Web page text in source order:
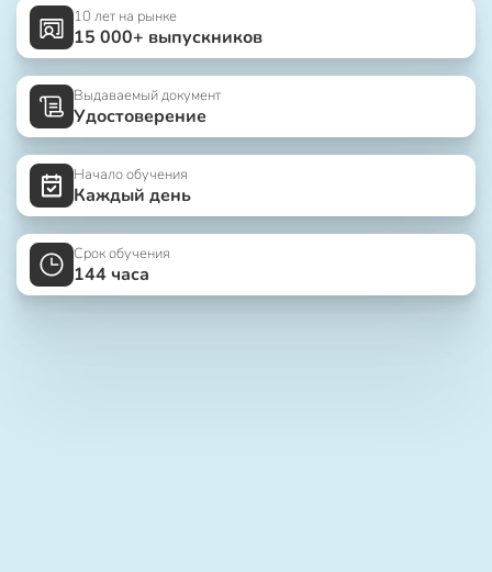
10 лет на рынке
15 000+ выпускников
Выдаваемый документ
Удостоверение
Начало обучения
Каждый день
Срок обучения
144 часа